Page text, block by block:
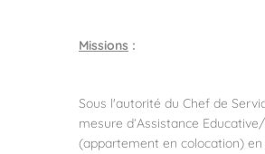
Missions :
Sous l'autorité du Chef de
mesure d’Assistance
(appartement en colocation)